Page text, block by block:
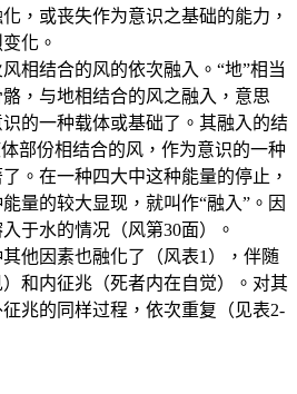
，或丧失作为意识之基础的能力，
化。
结合的风的依次融入。“地”相当
，与地相结合的风之融入，意思
的一种载体或基础了。其融入的结
部份相结合的风，作为意识的一种
。在一种四大中这种能量的停止，
量的较大显现，就叫作“融入”。因
于水的情况（风第30面）。
他因素也融化了（风表1），伴随
和内征兆（死者内在自觉）。对其
兆的同样过程，依次重复（见表2-